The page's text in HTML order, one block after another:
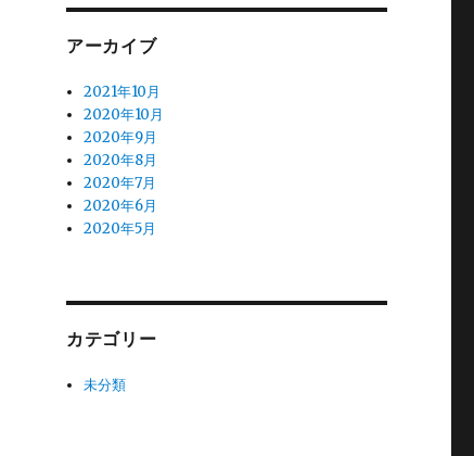
アーカイブ
2021年10月
2020年10月
2020年9月
2020年8月
2020年7月
2020年6月
2020年5月
カテゴリー
未分類